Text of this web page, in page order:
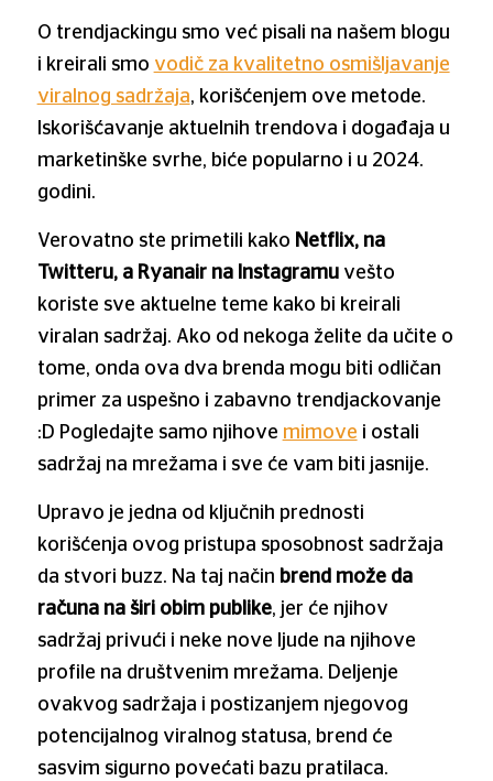
O trendjackingu smo već pisali na našem blogu
i kreirali smo vodič za kvalitetno osmišljavanje
viralnog sadržaja, korišćenjem ove metode.
Iskorišćavanje aktuelnih trendova i događaja u
marketinške svrhe, biće popularno i u 2024.
godini.
Verovatno ste primetili kako Netflix, na
Twitteru, a Ryanair na Instagramuvešto
koriste sve aktuelne teme kako bi kreirali
viralan sadržaj. Ako od nekoga želite da učite o
tome, onda ova dva brenda mogu biti odličan
primer za uspešno i zabavno trendjackovanje
:D Pogledajte samo njihove mimove i ostali
sadržaj na mrežama i sve će vam biti jasnije.
Upravo je jedna od ključnih prednosti
korišćenja ovog pristupa sposobnost sadržaja
da stvori buzz. Na taj način brend može da
računa na širi obim publike, jer će njihov
sadržaj privući i neke nove ljude na njihove
profile na društvenim mrežama. Deljenje
ovakvog sadržaja i postizanjem njegovog
potencijalnog viralnog statusa, brend će
sasvim sigurno povećati bazu pratilaca.